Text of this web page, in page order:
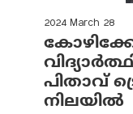
2024 March 28
പിതാവ്
നിലയിൽ